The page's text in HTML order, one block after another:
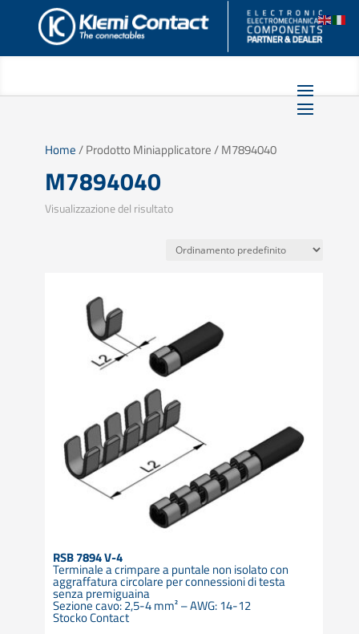
Home/ Prodotto Miniapplicatore / M7894040
M7894040
Visualizzazione del risultato
RSB 7894 V-4
Terminale a crimpare a puntale non isolato con
aggraffatura circolare per connessioni di testa
senza premiguaina
Sezione cavo: 2,5-4 mm² – AWG: 14-12
Stocko Contact